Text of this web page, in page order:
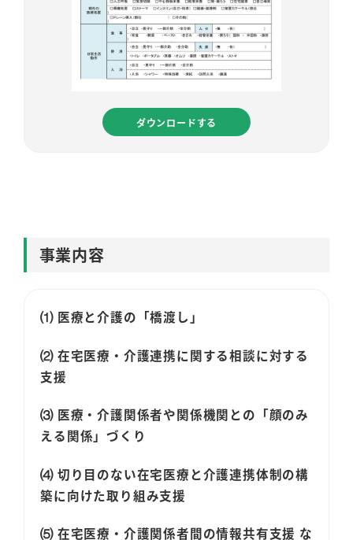
ダウンロードする
事業内容
⑴ 医療と介護の「橋渡し」
⑵ 在宅医療・介護連携に関する相談に対する
支援
⑶ 医療・介護関係者や関係機関との「顔のみ
える関係」づくり
⑷ 切り目のない在宅医療と介護連携体制の構
築に向けた取り組み支援
⑸ 在宅医療・介護関係者間の情報共有支援 な